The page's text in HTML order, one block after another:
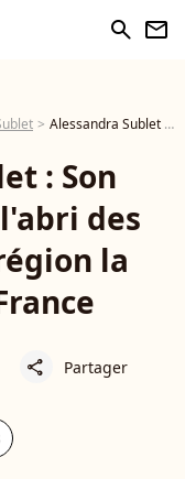
search newsletter
Alessandra Sublet : Son refuge familial à l'abri des regards dans la région la plus verte de France
: Son
des
la
share Partager